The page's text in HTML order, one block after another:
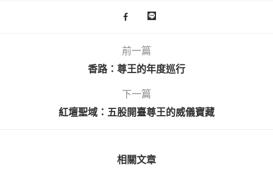
前一篇
香路：尊王的年度巡行
下一篇
紅壇聖域：五股開臺尊王的威儀寶藏
相關文章